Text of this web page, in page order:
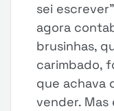
sei
agora
brusinhas,
carimbado,
que achava
vender. Mas